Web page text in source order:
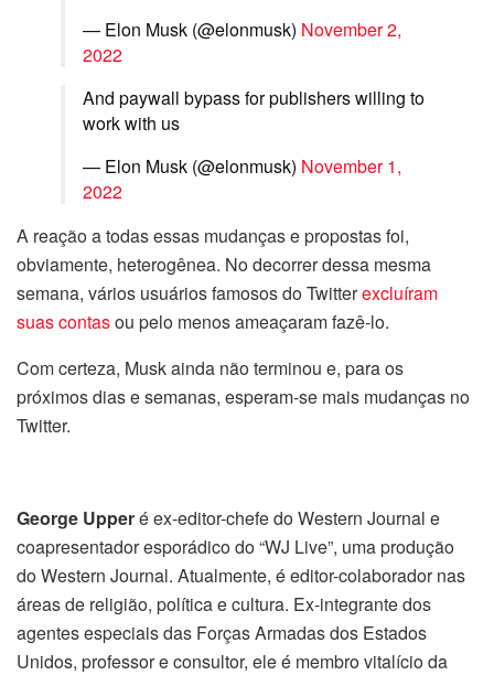
— Elon Musk (@elonmusk) November 2,
2022
And paywall bypass for publishers willing to
work with us
— Elon Musk (@elonmusk) November 1,
2022
A reação a todas essas mudanças e propostas foi,
obviamente, heterogênea. No decorrer dessa mesma
semana, vários usuários famosos do Twitterexcluíram
suas contasou pelo menos ameaçaram fazê-lo.
Com certeza, Musk ainda não terminou e, para os
próximos dias e semanas, esperam-se mais mudanças no
Twitter.
George Upperé ex-editor-chefe do Western Journal e
coapresentador esporádico do “WJ Live”, uma produção
do Western Journal. Atualmente, é editor-colaborador nas
áreas de religião, política e cultura. Ex-integrante dos
agentes especiais das Forças Armadas dos Estados
Unidos, professor e consultor, ele é membro vitalício da